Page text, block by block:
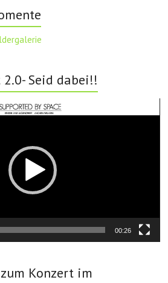
Seid dabei!!
00:26
Konzert im